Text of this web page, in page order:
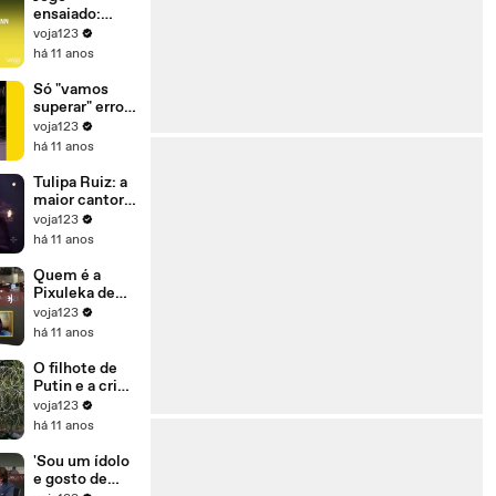
para se
manter no
poder'
ensaiado:
Dilma ganhou
ontem para
amanhã
voja123
há 11 anos
Só "vamos
superar" erros
(e crimes) se
Dilma sair do
voja123
há 11 anos
Tulipa Ruiz: a
maior cantora
da sua
geração
voja123
há 11 anos
Quem é a
Pixuleka de
Lula?
voja123
há 11 anos
O filhote de
Putin e a crise
de refugiados
voja123
há 11 anos
'Sou um ídolo
e gosto de